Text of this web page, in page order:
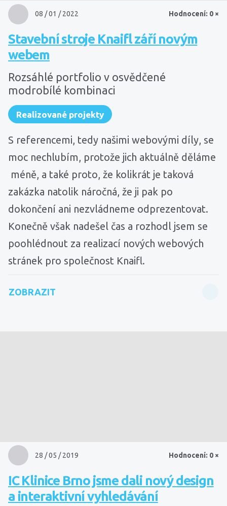
Hodnocení: 0 ×
08 / 01 / 2022
Stavební stroje Knaifl září novým
webem
Rozsáhlé portfolio v osvědčené
modrobílé kombinaci
Realizované projekty
S referencemi, tedy našimi webovými díly, se
moc nechlubím, protože jich aktuálně děláme
méně, a také proto, že kolikrát je taková
zakázka natolik náročná, že ji pak po
dokončení ani nezvládneme odprezentovat.
Konečně však nadešel čas a rozhodl jsem se
poohlédnout za realizací nových webových
stránek pro společnost Knaifl.
ZOBRAZIT
Hodnocení: 0 ×
28 / 05 / 2019
IC Klinice Brno jsme dali nový design
a interaktivní vyhledávání